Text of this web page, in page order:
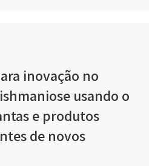
inovação no
usando o
e produtos
de novos